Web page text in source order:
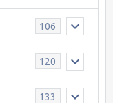
106
120
133